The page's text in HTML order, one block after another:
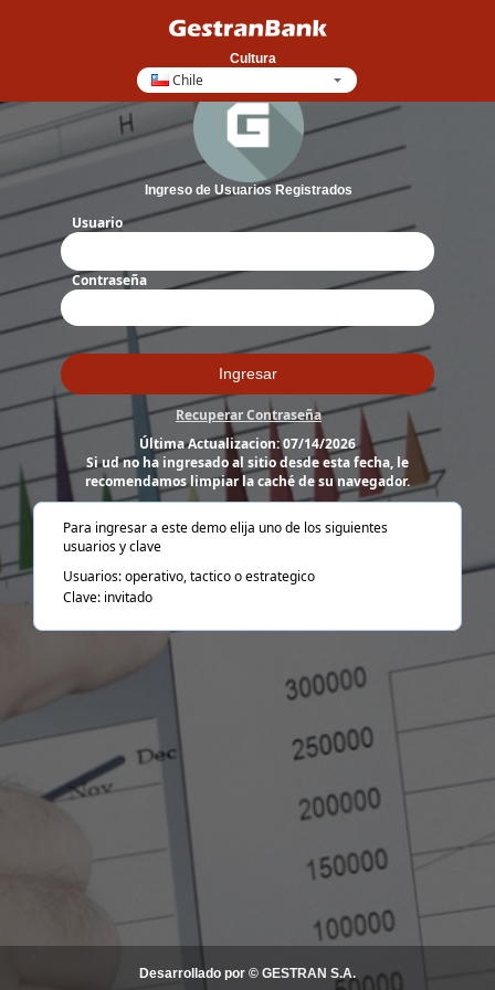
Cultura
Desarrollado por © GESTRAN S.A.
Ingreso de Usuarios Registrados
Usuario
Contraseña
Ingresar
Recuperar Contraseña
Última Actualizacion: 07/14/2026
Si ud no ha ingresado al sitio desde esta fecha, le
recomendamos limpiar la caché de su navegador.
Para ingresar a este demo elija uno de los siguientes
usuarios y clave
Usuarios: operativo, tactico o estrategico
Clave: invitado